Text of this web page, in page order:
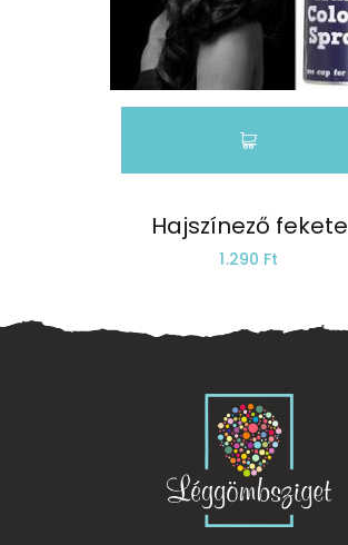
Hajszínező fekete
1.290 Ft